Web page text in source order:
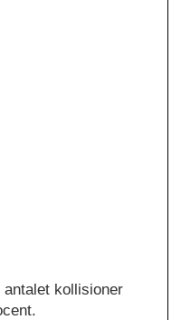
kollisioner